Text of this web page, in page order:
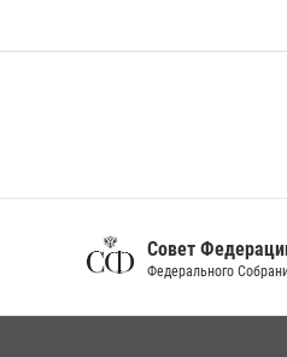
Совет Федерации
Федерального Собрания РФ